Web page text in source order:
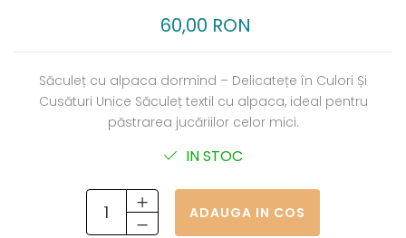
60,00 RON
Săculeț cu alpaca dormind – Delicatețe în Culori Și
Cusături Unice Săculeț textil cu alpaca, ideal pentru
păstrarea jucăriilor celor mici.
IN STOC
ADAUGA IN COS